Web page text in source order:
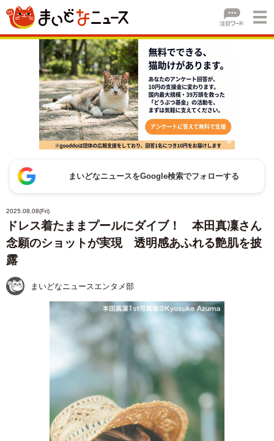
まいどなニュースをGoogle検索でフォローする
2025.08.08(Fri)
ドレス着たままプールにダイブ！ 本田真凜さん
念願のショットが実現 透明感あふれる艶肌を披
露
まいどなニュースエンタメ部